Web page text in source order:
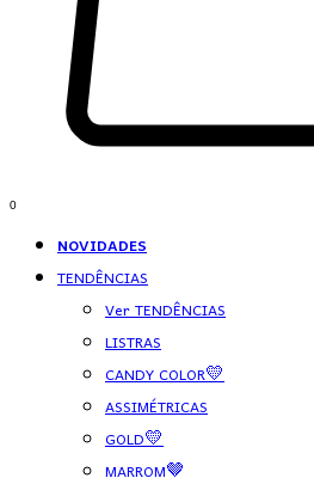
0
NOVIDADES
TENDÊNCIAS
Ver TENDÊNCIAS
LISTRAS
CANDY COLOR💛
ASSIMÉTRICAS
GOLD💛